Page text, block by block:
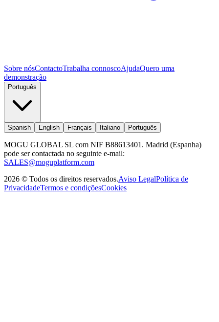
Sobre nósContactoTrabalha connoscoAjudaQuero uma
demonstração
Português
Spanish English Français Italiano Português
MOGU GLOBAL SL com NIF B88613401. Madrid (Espanha)
pode ser contactada no seguinte e-mail:
SALES@moguplatform.com
2026 © Todos os direitos reservados.Aviso LegalPolítica de
PrivacidadeTermos e condiçõesCookies